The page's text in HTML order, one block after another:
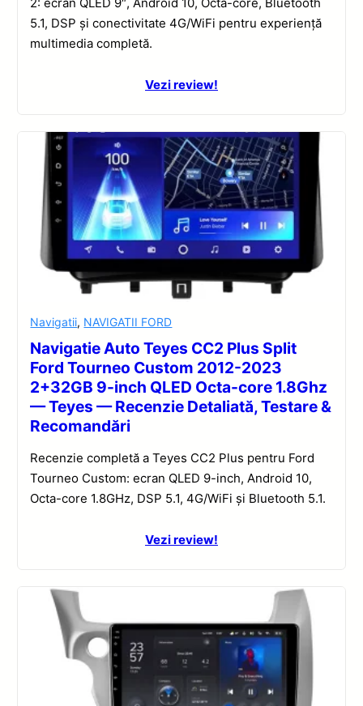
2: ecran QLED 9″, Android 10, Octa-core, Bluetooth
5.1, DSP și conectivitate 4G/WiFi pentru experiență
multimedia completă.
Vezi review!
Navigatii, NAVIGATII FORD
Navigatie Auto Teyes CC2 Plus Split
Ford Tourneo Custom 2012-2023
2+32GB 9-inch QLED Octa-core 1.8Ghz
— Teyes — Recenzie Detaliată, Testare &
Recomandări
Recenzie completă a Teyes CC2 Plus pentru Ford
Tourneo Custom: ecran QLED 9-inch, Android 10,
Octa-core 1.8GHz, DSP 5.1, 4G/WiFi și Bluetooth 5.1.
Vezi review!